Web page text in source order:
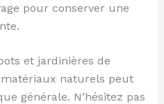
pour conserver une
et jardinières de
naturels peut
générale. N’hésitez pas